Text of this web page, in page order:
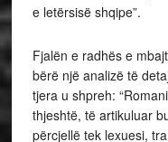
e letërsisë shqipe”.
Fjalën e radhës e
bërë një analizë të
tjera u shpreh:
thjeshtë, të artikuluar
përcjellë tek lexuesi,